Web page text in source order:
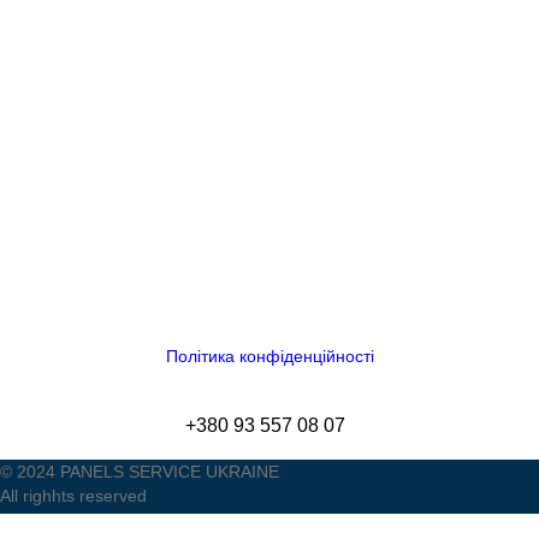
Політика конфіденційності
+380 93 557 08 07
© 2024 PANELS SERVICE UKRAINE
All righhts reserved